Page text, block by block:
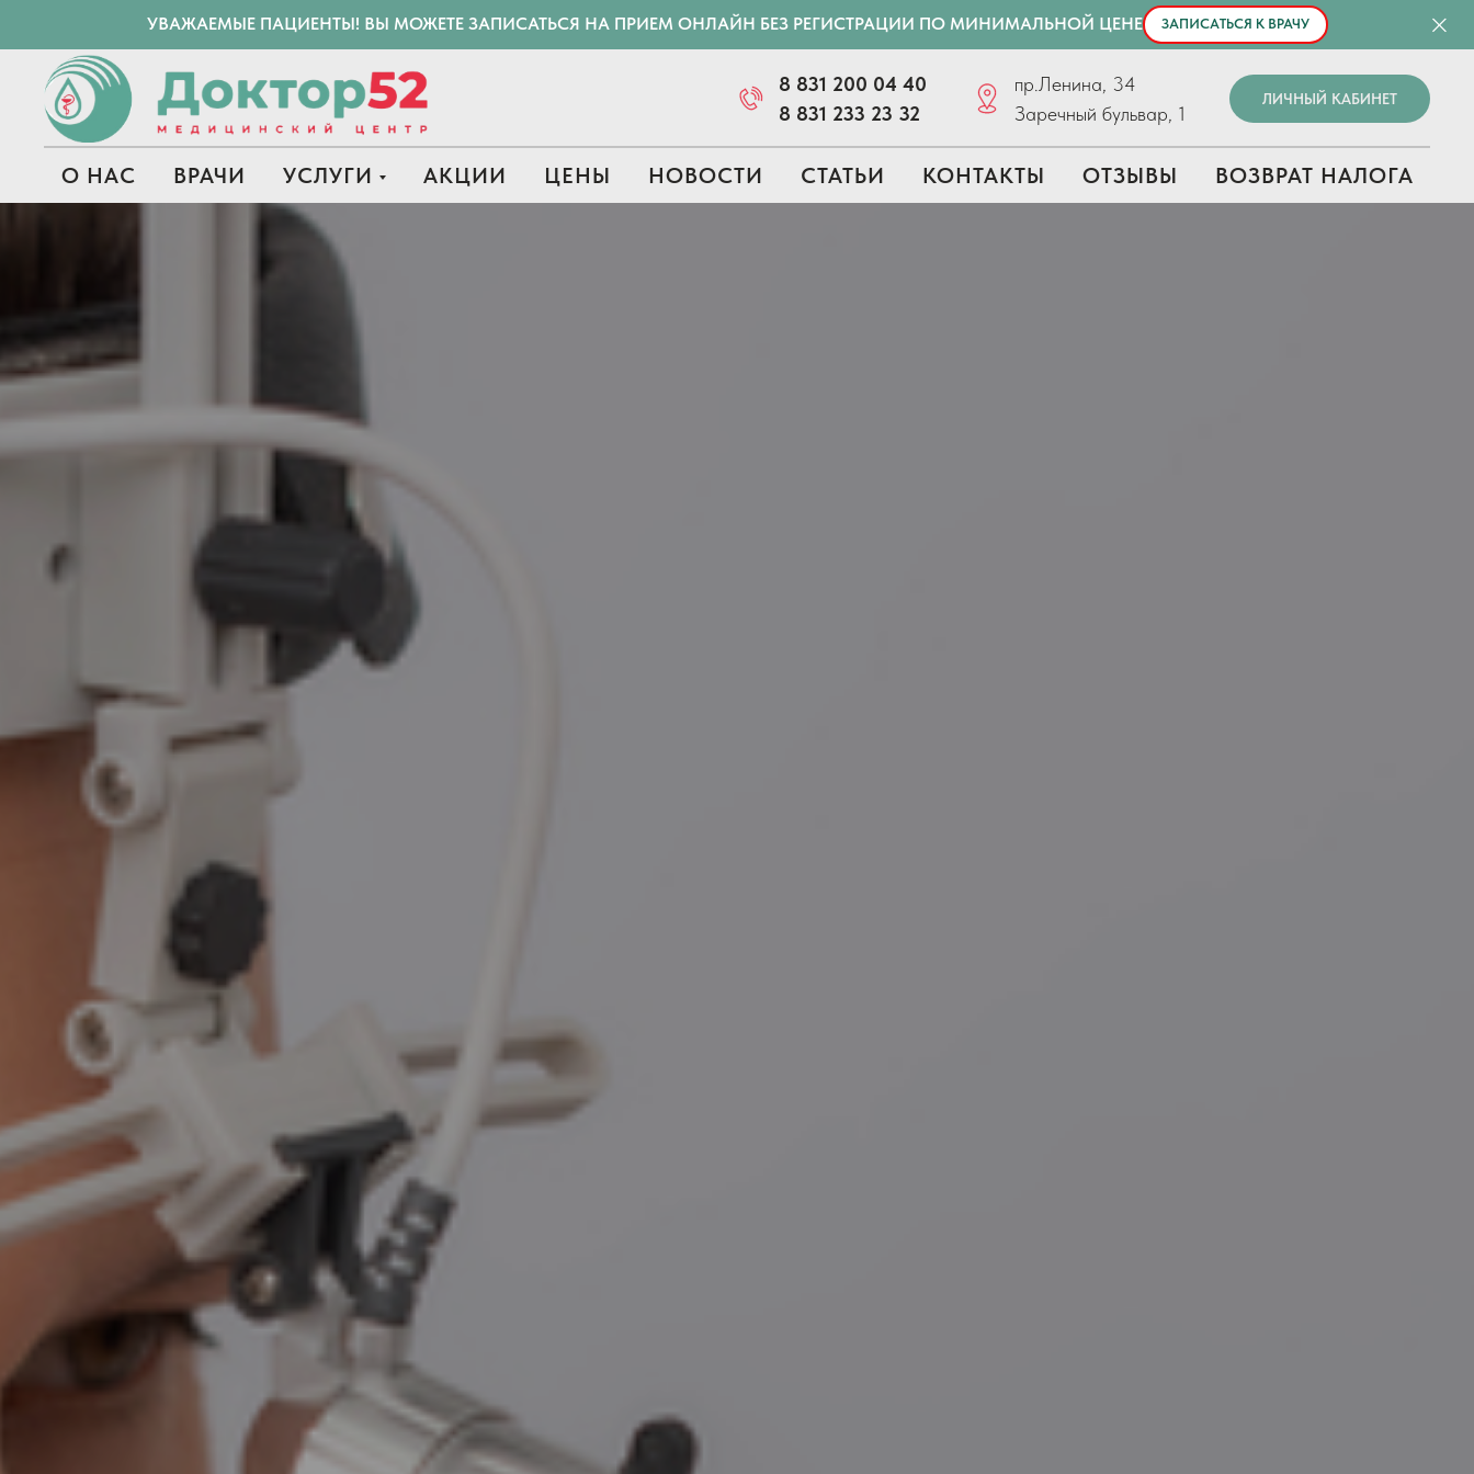
УВАЖАЕМЫЕ ПАЦИЕНТЫ! ВЫ МОЖЕТЕ ЗАПИСАТЬСЯ НА ПРИЕМ ОНЛАЙН БЕЗ РЕГИСТРАЦИИ ПО МИНИМАЛЬНОЙ ЦЕНЕ ЗАПИСАТЬСЯ К ВРАЧУ
8 831 200 04 40
8 831 233 23 32
пр.Ленина, 34
Заречный бульвар, 1
ЛИЧНЫЙ КАБИНЕТ
О НАС ВРАЧИ УСЛУГИ АКЦИИ ЦЕНЫ НОВОСТИ СТАТЬИ КОНТАКТЫ ОТЗЫВЫ ВОЗВРАТ НАЛОГА